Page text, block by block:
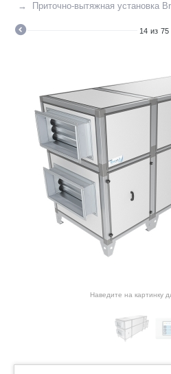
Приточно-вытяжная установка
14 из 75
Наведите на картинку